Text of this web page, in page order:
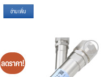
อ่านเพิ่ม
ลดราคา! Add
to